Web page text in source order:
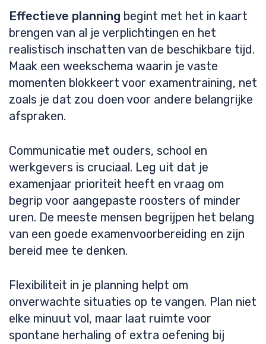
Effectieve planning begint met het in kaart
brengen van al je verplichtingen en het
realistisch inschatten van de beschikbare tijd.
Maak een weekschema waarin je vaste
momenten blokkeert voor examentraining, net
zoals je dat zou doen voor andere belangrijke
afspraken.
Communicatie met ouders, school en
werkgevers is cruciaal. Leg uit dat je
examenjaar prioriteit heeft en vraag om
begrip voor aangepaste roosters of minder
uren. De meeste mensen begrijpen het belang
van een goede examenvoorbereiding en zijn
bereid mee te denken.
Flexibiliteit in je planning helpt om
onverwachte situaties op te vangen. Plan niet
elke minuut vol, maar laat ruimte voor
spontane herhaling of extra oefening bij